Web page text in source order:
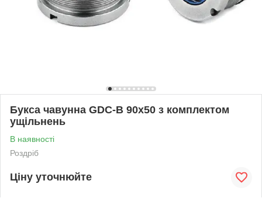
Букса чавунна GDC-B 90х50 з комплектом
ущільнень
В наявності
Роздріб
Ціну уточнюйте